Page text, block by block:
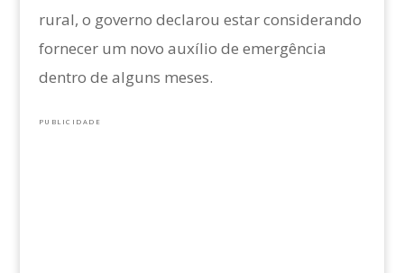
rural, o governo declarou estar considerando
fornecer um novo auxílio de emergência
dentro de alguns meses.
PUBLICIDADE